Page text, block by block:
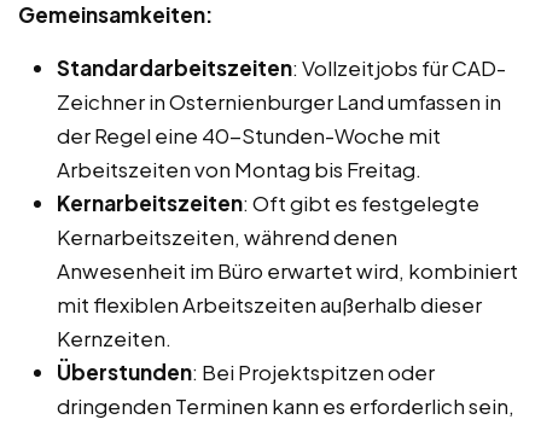
Gemeinsamkeiten:
Standardarbeitszeiten: Vollzeitjobs für CAD-
Zeichner in Osternienburger Land umfassen in
der Regel eine 40-Stunden-Woche mit
Arbeitszeiten von Montag bis Freitag.
Kernarbeitszeiten: Oft gibt es festgelegte
Kernarbeitszeiten, während denen
Anwesenheit im Büro erwartet wird, kombiniert
mit flexiblen Arbeitszeiten außerhalb dieser
Kernzeiten.
Überstunden: Bei Projektspitzen oder
dringenden Terminen kann es erforderlich sein,